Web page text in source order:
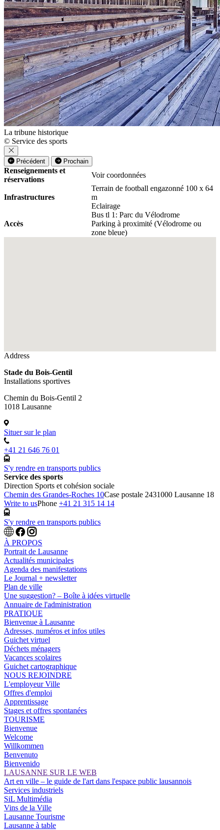
La tribune historique
© Service des sports
Précédent Prochain
Renseignements et
réservations
Voir coordonnées
Infrastructures
Terrain de football engazonné 100 x 64
m
Eclairage
Accès
Bus tl 1: Parc du Vélodrome
Parking à proximité (Vélodrome ou
zone bleue)
Address
Stade du Bois-Gentil
Installations sportives
Chemin du Bois-Gentil 2
1018 Lausanne
Situer sur le plan
+41 21 646 76 01
S'y rendre en transports publics
Service des sports
Direction Sports et cohésion sociale
Chemin des Grandes-Roches 10Case postale 2431000 Lausanne 18
Write to usPhone +41 21 315 14 14
S'y rendre en transports publics
À PROPOS
Portrait de Lausanne
Actualités municipales
Agenda des manifestations
Le Journal + newsletter
Plan de ville
Une suggestion? – Boîte à idées virtuelle
Annuaire de l'administration
PRATIQUE
Bienvenue à Lausanne
Adresses, numéros et infos utiles
Guichet virtuel
Déchets ménagers
Vacances scolaires
Guichet cartographique
NOUS REJOINDRE
L'employeur Ville
Offres d'emploi
Apprentissage
Stages et offres spontanées
TOURISME
Bienvenue
Welcome
Willkommen
Benvenuto
Bienvenido
LAUSANNE SUR LE WEB
Art en ville – le guide de l'art dans l'espace public lausannois
Services industriels
SiL Multimédia
Vins de la Ville
Lausanne Tourisme
Lausanne à table